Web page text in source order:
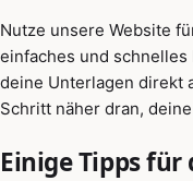
Nutze unsere Website
einfaches und
deine Unterlagen direkt
Schritt näher dran,
Einige Tipps für